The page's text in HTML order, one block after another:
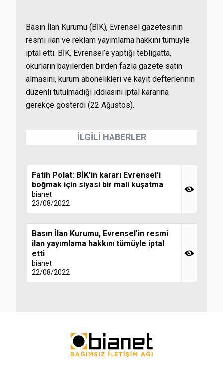
Basın İlan Kurumu (BİK), Evrensel gazetesinin
resmi ilan ve reklam yayımlama hakkını tümüyle
iptal etti. BİK, Evrensel’e yaptığı tebligatta,
okurların bayilerden birden fazla gazete satın
almasını, kurum abonelikleri ve kayıt defterlerinin
düzenli tutulmadığı iddiasını iptal kararına
gerekçe gösterdi (22 Ağustos).
İLGİLİ HABERLER
Fatih Polat: BİK'in kararı Evrensel’i
boğmak için siyasi bir mali kuşatma
bianet
23/08/2022
Basın İlan Kurumu, Evrensel’in resmi
ilan yayımlama hakkını tümüyle iptal
etti
bianet
22/08/2022